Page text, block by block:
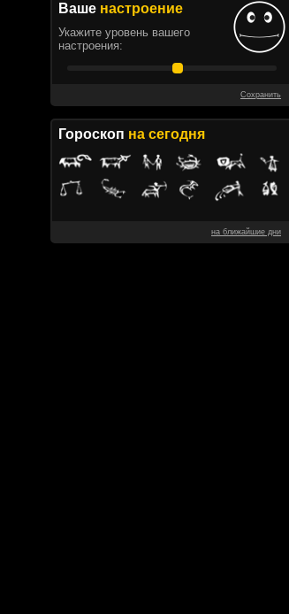
Ваше настроение
Укажите уровень вашего
настроения:
Сохранить
Гороскоп на сегодня
на ближайшие дни